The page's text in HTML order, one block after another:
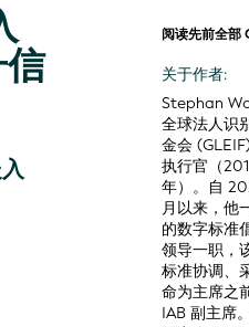
阅读先前全部
关于作者:
Stephan
全球法人识
金会
执行官（
年）。自
月以来，他
的数字标准
领导一职，
标准协调、
命为主席之
IAB 副主席